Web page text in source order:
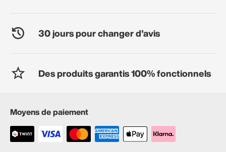
30 jours pour changer d'avis
Des produits garantis 100% fonctionnels
Moyens de paiement